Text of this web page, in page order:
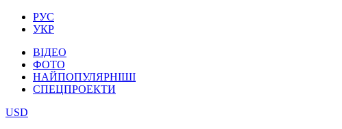
РУС
УКР
ВІДЕО
ФОТО
НАЙПОПУЛЯРНІШІ
СПЕЦПРОЕКТИ
USD